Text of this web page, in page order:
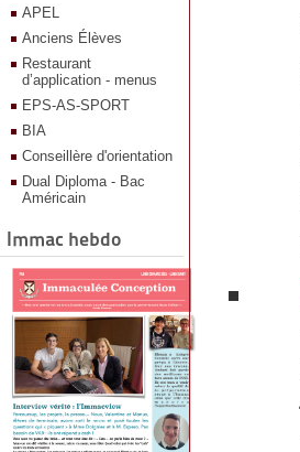
APEL
Anciens Élèves
Restaurant
d’application - menus
EPS-AS-SPORT
BIA
Conseillère d'orientation
Dual Diploma - Bac
Américain
Immac hebdo